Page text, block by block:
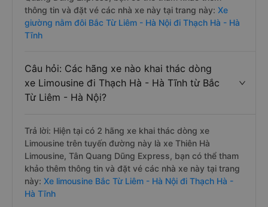
thông tin và đặt vé các nhà xe này tại trang này: Xe
giường nằm đôi Bắc Từ Liêm - Hà Nội đi Thạch Hà - Hà
Tĩnh
Câu hỏi: Các hãng xe nào khai thác dòng
xe Limousine đi Thạch Hà - Hà Tĩnh từ Bắc
Từ Liêm - Hà Nội?
Trả lời: Hiện tại có 2 hãng xe khai thác dòng xe
Limousine trên tuyến đường này là xe Thiên Hà
Limousine, Tân Quang Dũng Express, bạn có thể tham
khảo thêm thông tin và đặt vé các nhà xe này tại trang
này: Xe limousine Bắc Từ Liêm - Hà Nội đi Thạch Hà -
Hà Tĩnh